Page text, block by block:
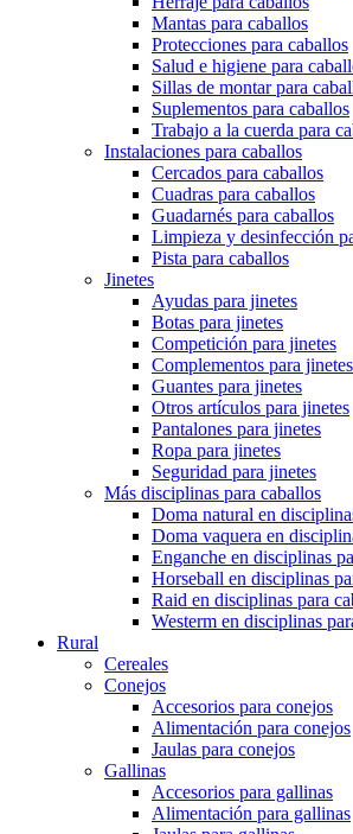
Mantas para caballos
Protecciones para caballos
Salud e higiene para
Sillas de montar para
Suplementos para caballos
Trabajo a la cuerda para
Instalaciones para caballos
Cercados para caballos
Cuadras para caballos
Guadarnés para caballos
Limpieza y desinfección
Pista para caballos
Jinetes
Ayudas para jinetes
Botas para jinetes
Competición para jinetes
Complementos para jinetes
Guantes para jinetes
Otros artículos para jinetes
Pantalones para jinetes
Ropa para jinetes
Seguridad para jinetes
Más disciplinas para caballos
Doma natural en
Doma vaquera en
Enganche en disciplinas
Horseball en disciplinas
Raid en disciplinas para
Westerm en disciplinas
Rural
Cereales
Conejos
Accesorios para conejos
Alimentación para conejos
Jaulas para conejos
Gallinas
Accesorios para gallinas
Alimentación para gallinas